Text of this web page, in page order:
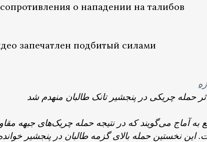
о нападении на талибов
запечатлен подбитый силами
حمله چریکی در پنجشیر تانک طالبان منهدم شد
به آماج می‌گویند که در نتیجه حمله چریک‌های جبهه
این نخستین حمله بالای گزمه طالبان در پنجشیر